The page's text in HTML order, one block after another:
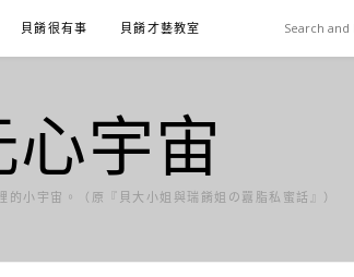
貝餚很有事 貝餚才藝教室
宇宙
小宇宙。（原『貝大小姐與瑞餚姐の囂脂私蜜話』）